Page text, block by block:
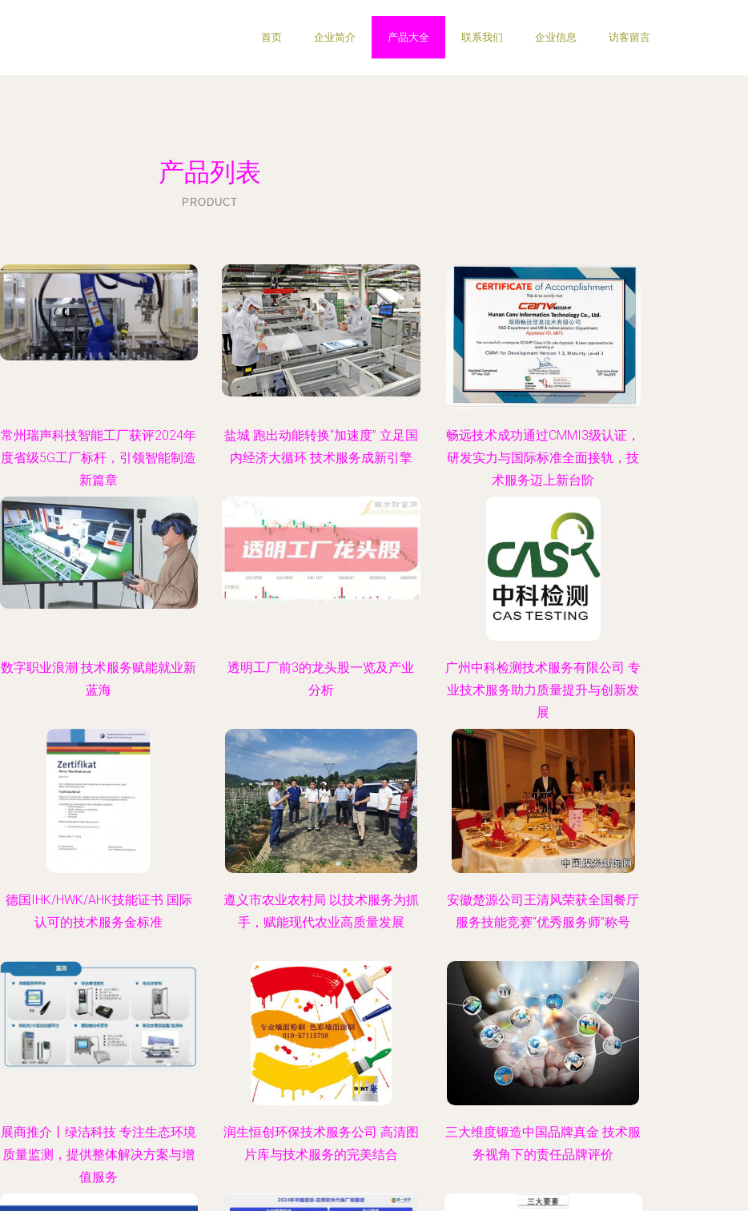
首页 企业简介 产品大全 联系我们 企业信息 访客留言
产品列表
PRODUCT
常州瑞声科技智能工厂获评2024年
度省级5G工厂标杆，引领智能制造
新篇章
盐城 跑出动能转换“加速度” 立足国
内经济大循环 技术服务成新引擎
畅远技术成功通过CMMI3级认证，
研发实力与国际标准全面接轨，技
术服务迈上新台阶
数字职业浪潮 技术服务赋能就业新
蓝海
透明工厂前3的龙头股一览及产业
分析
广州中科检测技术服务有限公司 专
业技术服务助力质量提升与创新发
展
德国IHK/HWK/AHK技能证书 国际
认可的技术服务金标准
遵义市农业农村局 以技术服务为抓
手，赋能现代农业高质量发展
安徽楚源公司王清风荣获全国餐厅
服务技能竞赛“优秀服务师”称号
展商推介丨绿洁科技 专注生态环境
质量监测，提供整体解决方案与增
值服务
润生恒创环保技术服务公司 高清图
片库与技术服务的完美结合
三大维度锻造中国品牌真金 技术服
务视角下的责任品牌评价